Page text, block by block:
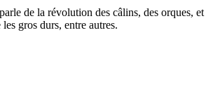
de la révolution des câlins, des orques, et
gros durs, entre autres.